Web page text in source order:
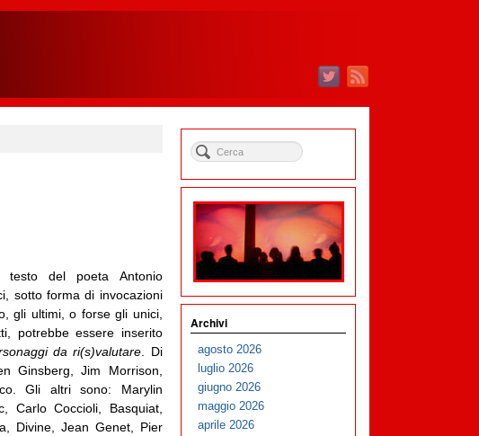
testo del poeta Antonio
sotto forma di invocazioni
gli ultimi, o forse gli unici,
potrebbe essere inserito
da ri(s)valutare . Di
Ginsberg, Jim Morrison,
Gli altri sono: Marylin
Carlo Coccioli, Basquiat,
Divine, Jean Genet, Pier
Archivi
agosto 2026
luglio 2026
giugno 2026
maggio 2026
aprile 2026